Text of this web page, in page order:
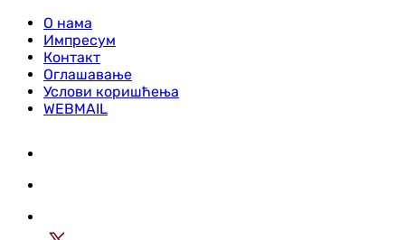
О нама
Импресум
Контакт
Оглашавање
Услови коришћења
WEBMAIL